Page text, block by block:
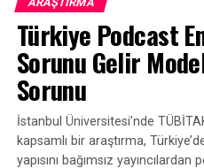
“podcast” kelimesinin
kelimeyle ilgili kelime
2014 yılında değiliz.
Podcast’inizin bir podcast
veriyorum, podcast’inizin
biliyoruz. Bize tekrar
Türkiye Podcast
Sorunu Gelir
Sorunu
İstanbul Üniversitesi’nde
kapsamlı bir araştırma,
yapısını bağımsız